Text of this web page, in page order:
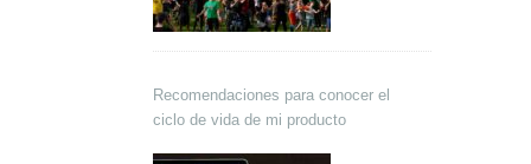
Recomendaciones para conocer el
ciclo de vida de mi producto